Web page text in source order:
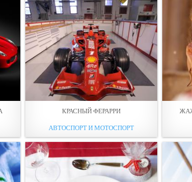
КРАСНЫЙ ФЕРАРРИ
АВТОСПОРТ И МОТОСПОРТ